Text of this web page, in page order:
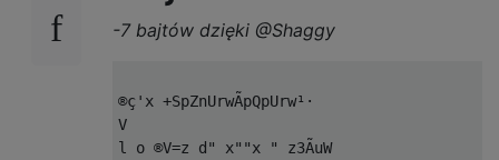
-7 bajtów dzięki @Shaggy
®ç'x +SpZnUrwÃpQpUrw¹·
V
l o ®V=z d" x""x " z3ÃuW